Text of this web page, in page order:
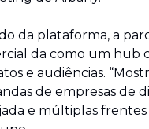
da plataforma, a
da como um hub
e audiências.
de empresas de
e múltiplas